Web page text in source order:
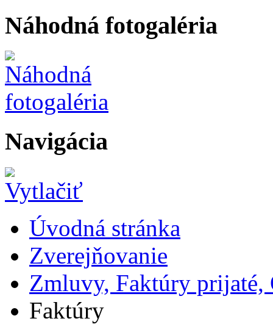
Náhodná fotogaléria
Navigácia
Úvodná stránka
Zverejňovanie
Zmluvy, Faktúry prijaté,
Faktúry